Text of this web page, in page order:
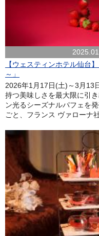
【ウェスティンホテル仙台
～」
2026年1月17日(土)～3月13
持つ美味しさを最大限に引
ン光るシーズナルパフェを
ごと、フランス ヴァローナ